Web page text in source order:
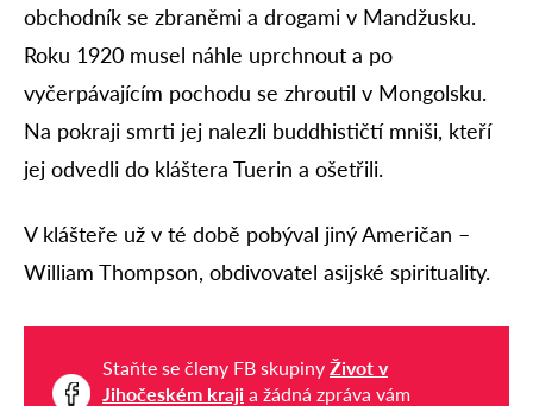
obchodník se zbraněmi a drogami v Mandžusku.
Roku 1920 musel náhle uprchnout a po
vyčerpávajícím pochodu se zhroutil v Mongolsku.
Na pokraji smrti jej nalezli buddhističtí mniši, kteří
jej odvedli do kláštera Tuerin a ošetřili.
V klášteře už v té době pobýval jiný Američan –
William Thompson, obdivovatel asijské spirituality.
Staňte se členy FB skupiny Život v
Jihočeském kraji a žádná zpráva vám